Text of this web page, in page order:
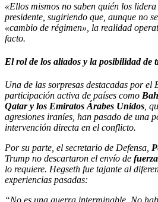
«Ellos mismos no saben quién los
presidente, sugiriendo que, aunque no
«cambio de régimen», la realidad
facto.
El rol de los aliados y la posibilidad de
Una de las sorpresas destacadas por el
participación activa de países como
Qatar y los Emiratos Árabes Unidos ,
agresiones iraníes, han pasado de una
intervención directa en el conflicto.
Por su parte, el secretario de Defensa,
Trump no descartaron el envío de
lo requiere. Hegseth fue tajante al
experiencias pasadas: